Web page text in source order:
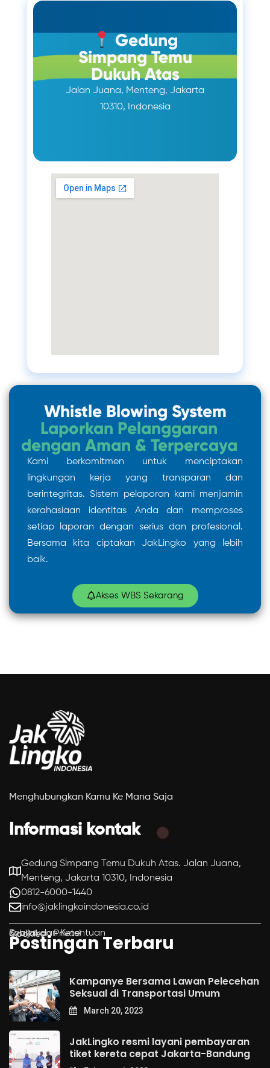
Gedung
Simpang Temu
Dukuh Atas
Jalan Juana, Menteng, Jakarta
10310, Indonesia
Whistle Blowing System
Laporkan Pelanggaran
dengan Aman & Terpercaya
Kami berkomitmen untuk menciptakan
lingkungan kerja yang transparan dan
berintegritas. Sistem pelaporan kami menjamin
kerahasiaan identitas Anda dan memproses
setiap laporan dengan serius dan profesional.
Bersama kita ciptakan JakLingko yang lebih
baik.
Akses WBS Sekarang
Menghubungkan Kamu Ke Mana Saja
Informasi kontak
Gedung Simpang Temu Dukuh Atas. Jalan Juana,
Menteng, Jakarta 10310, Indonesia
0812-6000-1440
info@jaklingkoindonesia.co.id
Syarat dan Ketentuan
Kebijakan Privasi
Cookies
Postingan Terbaru
Kampanye Bersama Lawan Pelecehan
Seksual di Transportasi Umum
March 20, 2023
JakLingko resmi layani pembayaran
tiket kereta cepat Jakarta-Bandung